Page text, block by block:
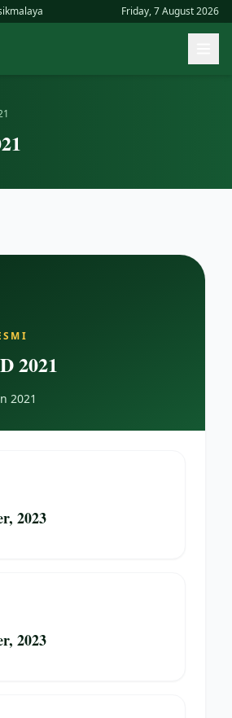
Friday, 7 August 2026
2021
2021
2023
2023